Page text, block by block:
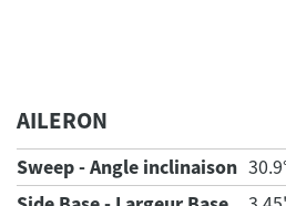
AILERON
Sweep - Angle inclinaison